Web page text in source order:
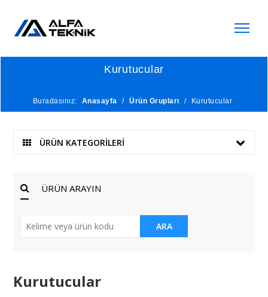
Kurutucular
Buradasınız: Anasayfa / Ürün Grupları / Kurutucular
ÜRÜN KATEGORİLERİ
ÜRÜN ARAYIN
ARA
Kurutucular